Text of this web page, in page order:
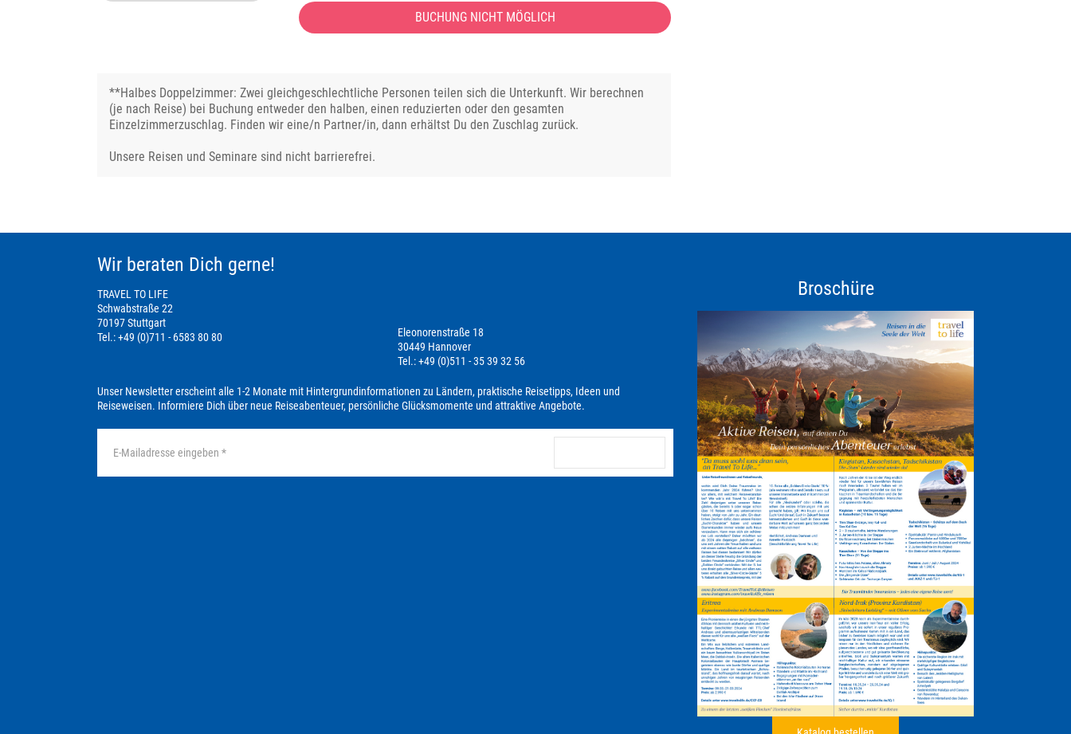
BUCHUNG NICHT MÖGLICH
**Halbes Doppelzimmer: Zwei gleichgeschlechtliche Personen teilen sich die Unterkunft. Wir berechnen
(je nach Reise) bei Buchung entweder den halben, einen reduzierten oder den gesamten
Einzelzimmerzuschlag. Finden wir eine/n Partner/in, dann erhältst Du den Zuschlag zurück.
Unsere Reisen und Seminare sind nicht barrierefrei.
Wir beraten Dich gerne!
TRAVEL TO LIFE
Schwabstraße 22
70197 Stuttgart
Tel.: +49 (0)711 - 6583 80 80
Eleonorenstraße 18
30449 Hannover
Tel.: +49 (0)511 - 35 39 32 56
Unser Newsletter erscheint alle 1-2 Monate mit Hintergrundinformationen zu Ländern, praktische Reisetipps, Ideen und
Reiseweisen. Informiere Dich über neue Reiseabenteuer, persönliche Glücksmomente und attraktive Angebote.
Broschüre